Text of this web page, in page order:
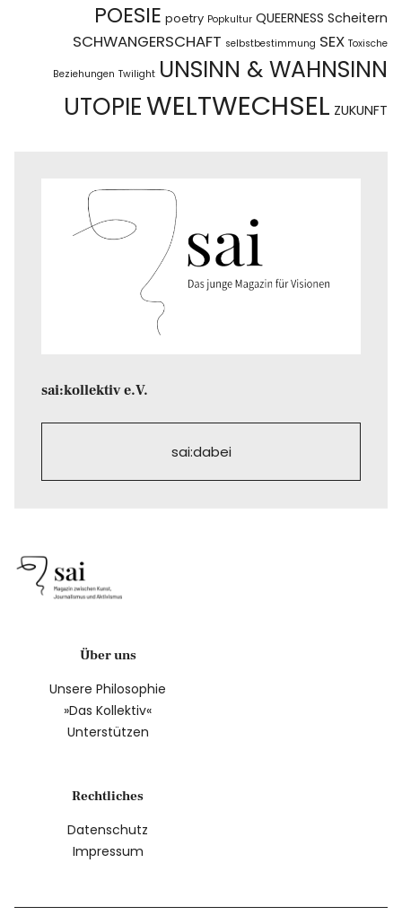
POESIE poetry Popkultur QUEERNESS Scheitern
SCHWANGERSCHAFT selbstbestimmung SEX Toxische
Beziehungen Twilight UNSINN & WAHNSINN
UTOPIEWELTWECHSEL ZUKUNFT
sai:kollektiv e.V.
sai:dabei
Über uns
Unsere Philosophie
»Das Kollektiv«
Unterstützen
Rechtliches
Datenschutz
Impressum